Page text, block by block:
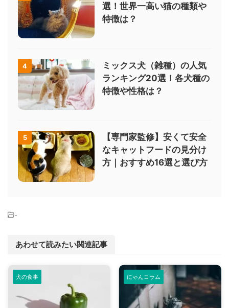
選！世界一高い猫の種類や
特徴は？
4
ミックス犬（雑種）の人気
ランキング20選！各犬種の
特徴や性格は？
5
【専門家監修】安くて安全
なキャットフードの見分け
方｜おすすめ16選と選び方
-
あわせて読みたい関連記事
犬の食事 にゃんコラム